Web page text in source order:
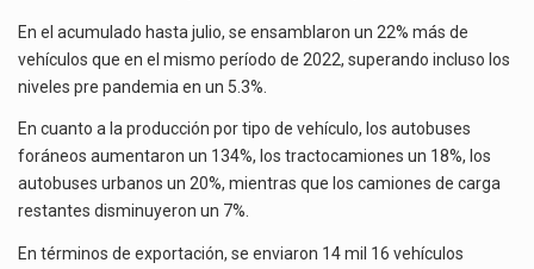
El Gobierno de Estados Unidos ha procesado la devolución de aproximadamente 100,000 millones de dólares…
En el acumulado hasta julio, se ensamblaron un 22% más de
vehículos que en el mismo período de 2022, superando incluso los
niveles pre pandemia en un 5.3%.
En cuanto a la producción por tipo de vehículo, los autobuses
foráneos aumentaron un 134%, los tractocamiones un 18%, los
autobuses urbanos un 20%, mientras que los camiones de carga
restantes disminuyeron un 7%.
En términos de exportación, se enviaron 14 mil 16 vehículos